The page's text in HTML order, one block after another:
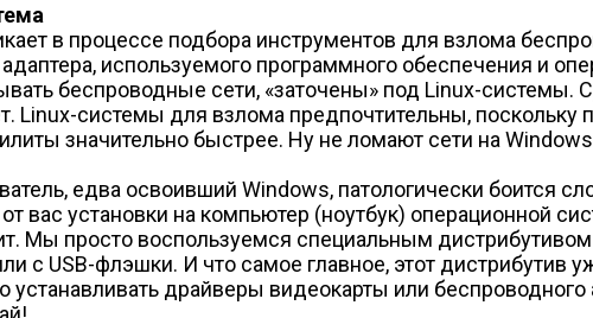
в процессе подбора инструментов для взлома
используемого программного обеспечения и
беспроводные сети, «заточены» под Linux-системы.
Linux-системы для взлома предпочтительны,
значительно быстрее. Ну не ломают сети на
едва освоивший Windows, патологически боится
вас установки на компьютер (ноутбук) операционной
Мы просто воспользуемся специальным
с USB-флэшки. И что самое главное, этот
устанавливать драйверы видеокарты или